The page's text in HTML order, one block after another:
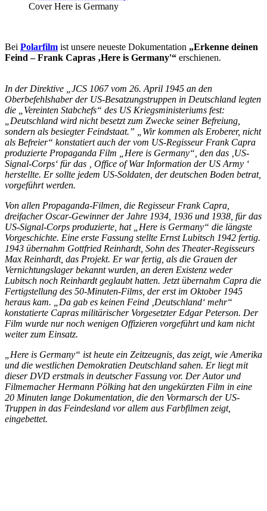
Cover Here is Germany
Bei Polarfilm ist unsere neueste Dokumentation „Erkenne deinen
Feind – Frank Capras ‚Here is Germany'“ erschienen.
In der Direktive „JCS 1067 vom 26. April 1945 an den
Oberbefehlshaber der US-Besatzungstruppen in Deutschland legten
die „Vereinten Stabchefs“ des US Kriegsministeriums fest:
„Deutschland wird nicht besetzt zum Zwecke seiner Befreiung,
sondern als besiegter Feindstaat.” „Wir kommen als Eroberer, nicht
als Befreier“ konstatiert auch der vom US-Regisseur Frank Capra
produzierte Propaganda Film „Here is Germany“, den das ‚US-
Signal-Corps‘ für das ‚ Office of War Information der US Army ‘
herstellte. Er sollte jedem US-Soldaten, der deutschen Boden betrat,
vorgeführt werden.
Von allen Propaganda-Filmen, die Regisseur Frank Capra,
dreifacher Oscar-Gewinner der Jahre 1934, 1936 und 1938, für das
US-Signal-Corps produzierte, hat „Here is Germany“ die längste
Vorgeschichte. Eine erste Fassung stellte Ernst Lubitsch 1942 fertig.
1943 übernahm Gottfried Reinhardt, Sohn des Theater-Regisseurs
Max Reinhardt, das Projekt. Er war fertig, als die Grauen der
Vernichtungslager bekannt wurden, an deren Existenz weder
Lubitsch noch Reinhardt geglaubt hatten. Jetzt übernahm Capra die
Fertigstellung des 50-Minuten-Films, der erst im Oktober 1945
heraus kam. „Da gab es keinen Feind ‚Deutschland‘ mehr“
konstatierte Capras militärischer Vorgesetzter Edgar Peterson. Der
Film wurde nur noch wenigen Offizieren vorgeführt und kam nicht
weiter zum Einsatz.
„Here is Germany“ ist heute ein Zeitzeugnis, das zeigt, wie Amerika
und die westlichen Demokratien Deutschland sahen. Er liegt mit
dieser DVD erstmals in deutscher Fassung vor. Der Autor und
Filmemacher Hermann Pölking hat den ungekürzten Film in eine
20 Minuten lange Dokumentation, die den Vormarsch der US-
Truppen in das Feindesland vor allem aus Farbfilmen zeigt,
eingebettet.